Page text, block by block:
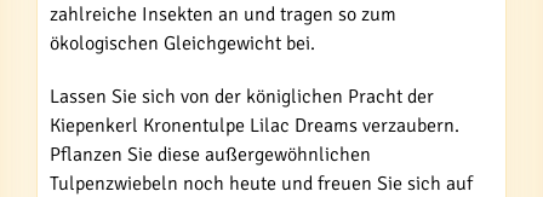
zahlreiche Insekten an und tragen so zum
ökologischen Gleichgewicht bei.
Lassen Sie sich von der königlichen Pracht der
Kiepenkerl Kronentulpe Lilac Dreams verzaubern.
Pflanzen Sie diese außergewöhnlichen
Tulpenzwiebeln noch heute und freuen Sie sich auf